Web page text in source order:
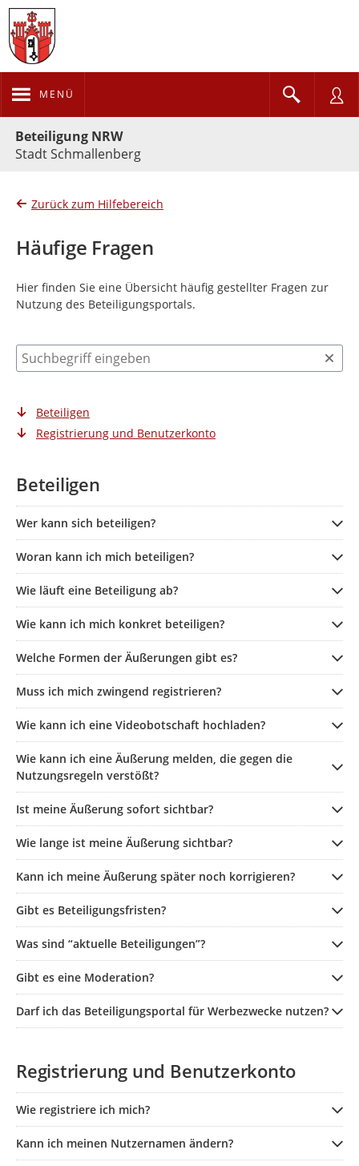
MENÜ
Beteiligung NRW
Stadt Schmallenberg
Zurück zum Hilfebereich
Häufige Fragen
Hier finden Sie eine Übersicht häufig gestellter Fragen zur
Nutzung des Beteiligungsportals.
Suchbegriff eingeben
Beteiligen
Registrierung und Benutzerkonto
Beteiligen
Wer kann sich beteiligen?
Woran kann ich mich beteiligen?
Wie läuft eine Beteiligung ab?
Wie kann ich mich konkret beteiligen?
Welche Formen der Äußerungen gibt es?
Muss ich mich zwingend registrieren?
Wie kann ich eine Videobotschaft hochladen?
Wie kann ich eine Äußerung melden, die gegen die
Nutzungsregeln verstößt?
Ist meine Äußerung sofort sichtbar?
Wie lange ist meine Äußerung sichtbar?
Kann ich meine Äußerung später noch korrigieren?
Gibt es Beteiligungsfristen?
Was sind “aktuelle Beteiligungen”?
Gibt es eine Moderation?
Darf ich das Beteiligungsportal für Werbezwecke nutzen?
Registrierung und Benutzerkonto
Wie registriere ich mich?
Kann ich meinen Nutzernamen ändern?